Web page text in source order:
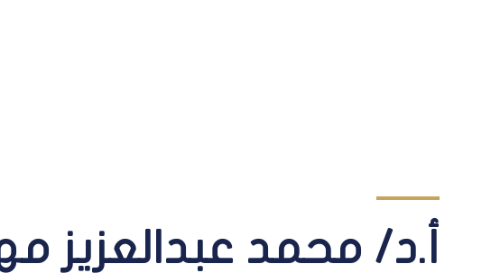
أ.د/ محمد عبدالعزيز